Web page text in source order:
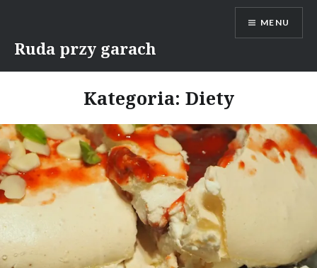
content
Ruda przy garach
MENU
Kategoria: Diety